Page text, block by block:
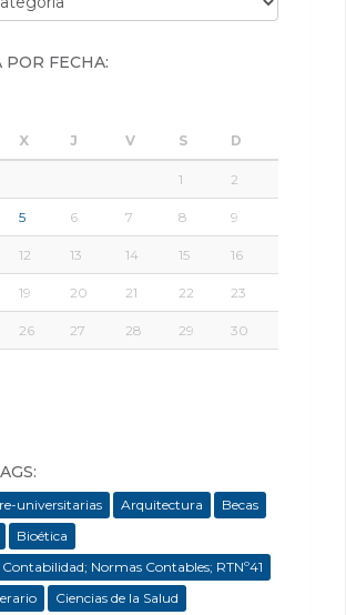
POR FECHA:
X J V S D
1 2
5 6 7 8 9
12 13 14 15 16
19 20 21 22 23
26 27 28 29 30
universitarias Arquitectura
Becas
Bioética
Contabilidad; Normas Contables; RTNº41
Ciencias de la Salud